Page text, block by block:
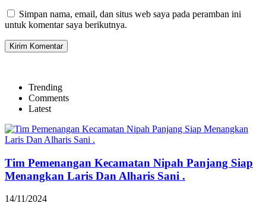
Simpan nama, email, dan situs web saya pada peramban ini
untuk komentar saya berikutnya.
Trending
Comments
Latest
Tim Pemenangan Kecamatan Nipah Panjang Siap
Menangkan Laris Dan Alharis Sani .
14/11/2024